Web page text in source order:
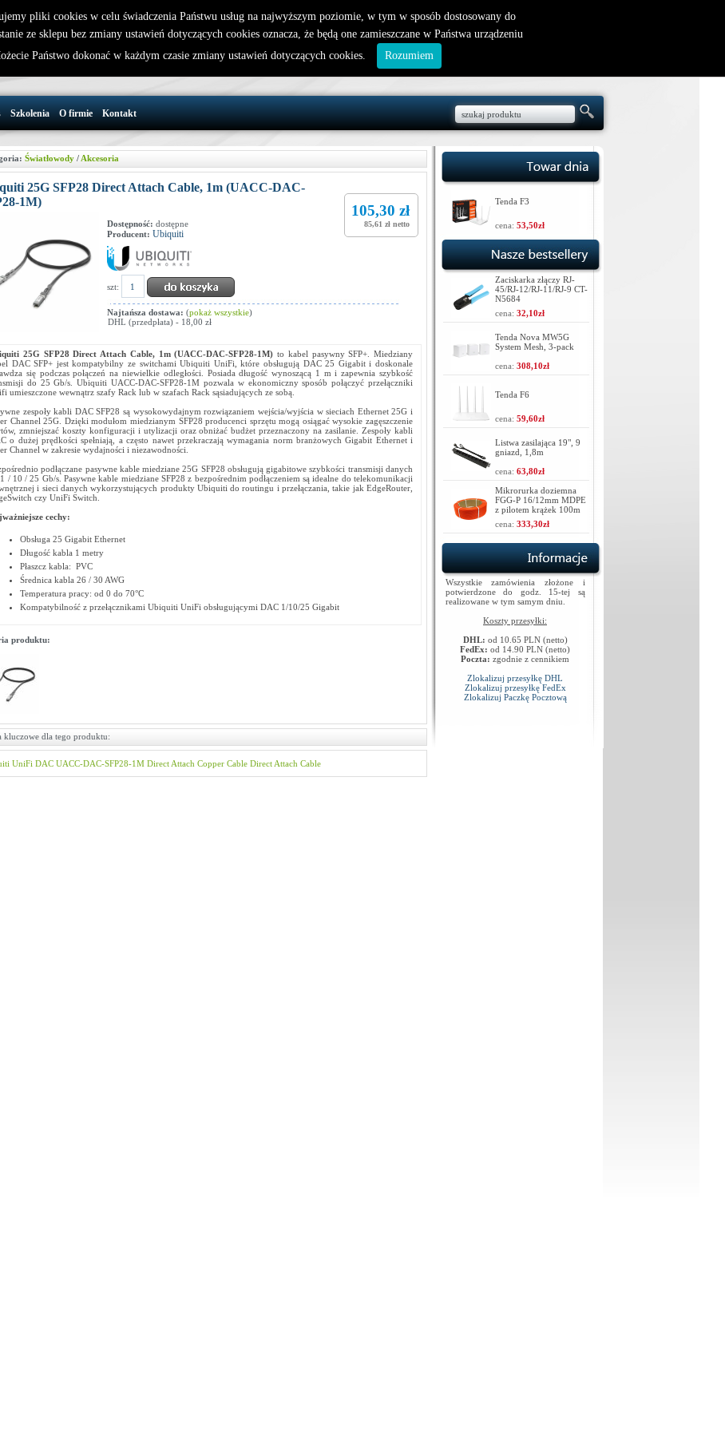
nowy klient
32 721 86 72
support@wirelesslan.com.pl
W koszyku jest 0 produktów(y)
Szkolenia O firmie Kontakt
Światłowody / Akcesoria
25G SFP28 Direct Attach Cable, 1m (UACC-DAC-
1M)
105,30 zł
85,61 zł netto
Dostępność: dostępne
Producent: Ubiquiti
szt:
Najtańsza dostawa: (pokaż wszystkie)
DHL (przedpłata) - 18,00 zł
25G SFP28 Direct Attach Cable, 1m (UACC-DAC-SFP28-1M) to kabel pasywny SFP+. Miedziany
DAC SFP+ jest kompatybilny ze switchami Ubiquiti UniFi, które obsługują DAC 25 Gigabit i doskonale
się podczas połączeń na niewielkie odległości. Posiada długość wynoszącą 1 m i zapewnia szybkość
do 25 Gb/s. Ubiquiti UACC-DAC-SFP28-1M pozwala w ekonomiczny sposób połączyć przełączniki
umieszczone wewnątrz szafy Rack lub w szafach Rack sąsiadujących ze sobą.
zespoły kabli DAC SFP28 są wysokowydajnym rozwiązaniem wejścia/wyjścia w sieciach Ethernet 25G i
Channel 25G. Dzięki modułom miedzianym SFP28 producenci sprzętu mogą osiągać wysokie zagęszczenie
zmniejszać koszty konfiguracji i utylizacji oraz obniżać budżet przeznaczony na zasilanie. Zespoły kabli
o dużej prędkości spełniają, a często nawet przekraczają wymagania norm branżowych Gigabit Ethernet i
Channel w zakresie wydajności i niezawodności.
podłączane pasywne kable miedziane 25G SFP28 obsługują gigabitowe szybkości transmisji danych
/ 10 / 25 Gb/s. Pasywne kable miedziane SFP28 z bezpośrednim podłączeniem są idealne do telekomunikacji
i sieci danych wykorzystujących produkty Ubiquiti do routingu i przełączania, takie jak EdgeRouter,
czy UniFi Switch.
cechy:
Obsługa 25 Gigabit Ethernet
Długość kabla 1 metry
Płaszcz kabla: PVC
Średnica kabla 26 / 30 AWG
Temperatura pracy: od 0 do 70°C
Kompatybilność z przełącznikami Ubiquiti UniFi obsługującymi DAC 1/10/25 Gigabit
produktu:
kluczowe dla tego produktu:
UniFi DAC UACC-DAC-SFP28-1M Direct Attach Copper Cable Direct Attach Cable
Tenda F3
cena: 53,50zł
Zaciskarka złączy RJ-
45/RJ-12/RJ-11/RJ-9 CT-
N5684
cena: 32,10zł
Tenda Nova MW5G
System Mesh, 3-pack
cena: 308,10zł
Tenda F6
cena: 59,60zł
Listwa zasilająca 19", 9
gniazd, 1,8m
cena: 63,80zł
Mikrorurka doziemna
FGG-P 16/12mm MDPE
z pilotem krążek 100m
cena: 333,30zł
Wszystkie zamówienia złożone i
potwierdzone do godz. 15-tej są
realizowane w tym samym dniu.
Koszty przesyłki:
DHL: od 10.65 PLN (netto)
FedEx: od 14.90 PLN (netto)
Poczta: zgodnie z cennikiem
Zlokalizuj przesyłkę DHL
Zlokalizuj przesyłkę FedEx
Zlokalizuj Paczkę Pocztową
pliki cookies w celu świadczenia Państwu usług na najwyższym poziomie, w tym w sposób dostosowany do
ze sklepu bez zmiany ustawień dotyczących cookies oznacza, że będą one zamieszczane w Państwa urządzeniu
Państwo dokonać w każdym czasie zmiany ustawień dotyczących cookies.
Rozumiem